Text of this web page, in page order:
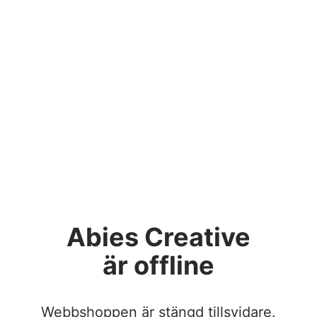
Abies Creative
är offline
Webbshoppen är stängd tillsvidare.